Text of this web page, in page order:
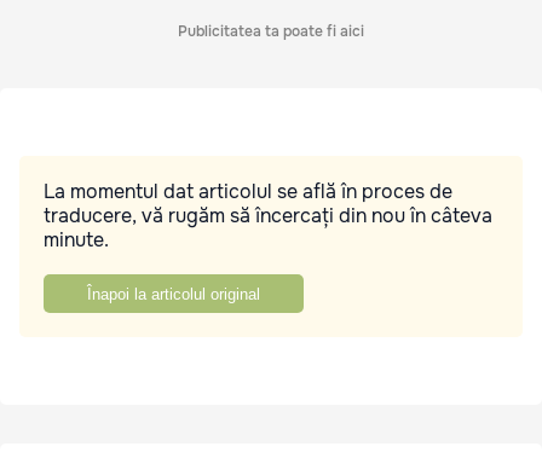
Publicitatea ta poate fi aici
La momentul dat articolul se află în proces de
traducere, vă rugăm să încercați din nou în câteva
minute.
Înapoi la articolul original